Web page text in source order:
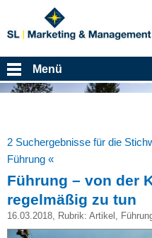
Menü
2 Suchergebnisse für die
Führung «
Führung – von der
regelmäßig zu tun
16.03.2018, Rubrik: Artikel ,